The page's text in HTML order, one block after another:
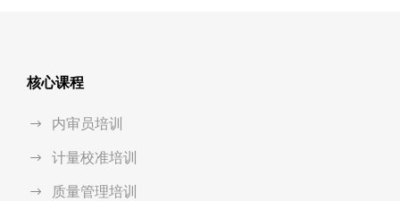
核心课程
内审员培训
计量校准培训
质量管理培训